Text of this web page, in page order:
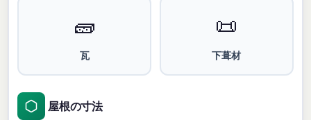
🧱
瓦
📜
下葺材
屋根の寸法